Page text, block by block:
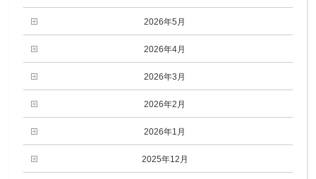
2026年5月
2026年4月
2026年3月
2026年2月
2026年1月
2025年12月